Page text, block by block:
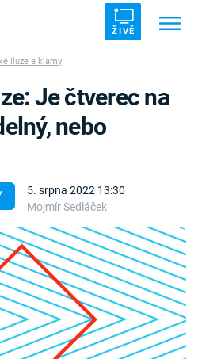
ŽIVĚ
iluze a klamy
5. srpna 2022 13:30
Mojmír Sedláček
Je čtverec na
nebo